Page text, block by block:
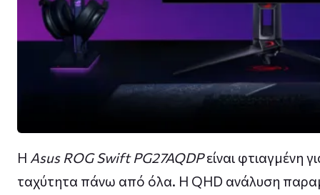
Η Asus ROG Swift PG27AQDPείναι φτιαγμένη
ταχύτητα πάνω από όλα. Η QHD ανάλυση